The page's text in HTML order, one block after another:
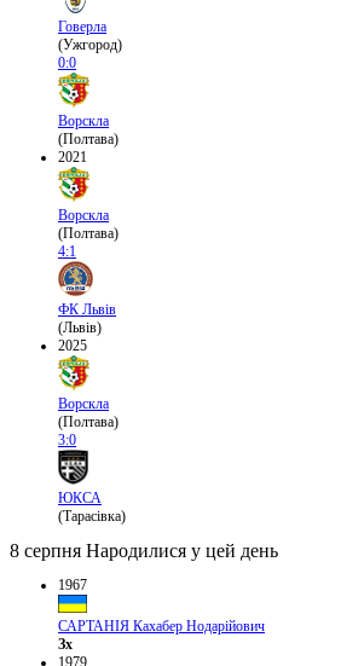
Говерла
(Ужгород)
0:0
Ворскла
(Полтава)
2021
Ворскла
(Полтава)
4:1
ФК Львів
(Львів)
2025
Ворскла
(Полтава)
3:0
ЮКСА
(Тарасівка)
8 серпня Народилися у цей день
1967
САРТАНІЯ Кахабер Нодарійович
Зх
1979